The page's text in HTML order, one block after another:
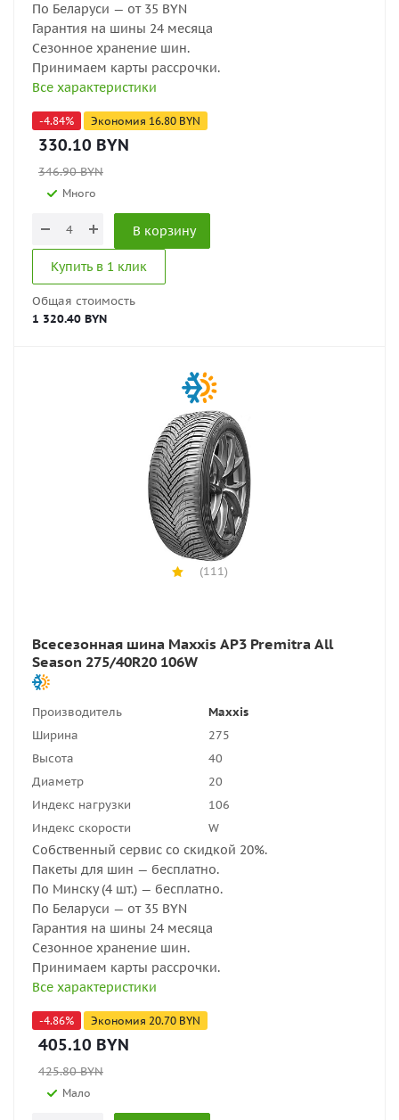
По Беларуси — от 35 BYN
Гарантия на шины 24 месяца
Сезонное хранение шин.
Принимаем карты рассрочки.
Все характеристики
-4.84% Экономия 16.80 BYN
330.10 BYN
346.90BYN
Много
В корзину
Купить в 1 клик
Общая стоимость
1 320.40 BYN
(111)
Всесезонная шина Maxxis AP3 Premitra All
Season 275/40R20 106W
Производитель
Maxxis
Ширина
275
Высота
40
Диаметр
20
Индекс нагрузки
106
Индекс скорости
W
Собственный сервис со скидкой 20%.
Пакеты для шин — бесплатно.
По Минску (4 шт.) — бесплатно.
По Беларуси — от 35 BYN
Гарантия на шины 24 месяца
Сезонное хранение шин.
Принимаем карты рассрочки.
Все характеристики
-4.86% Экономия 20.70 BYN
405.10 BYN
425.80BYN
Мало